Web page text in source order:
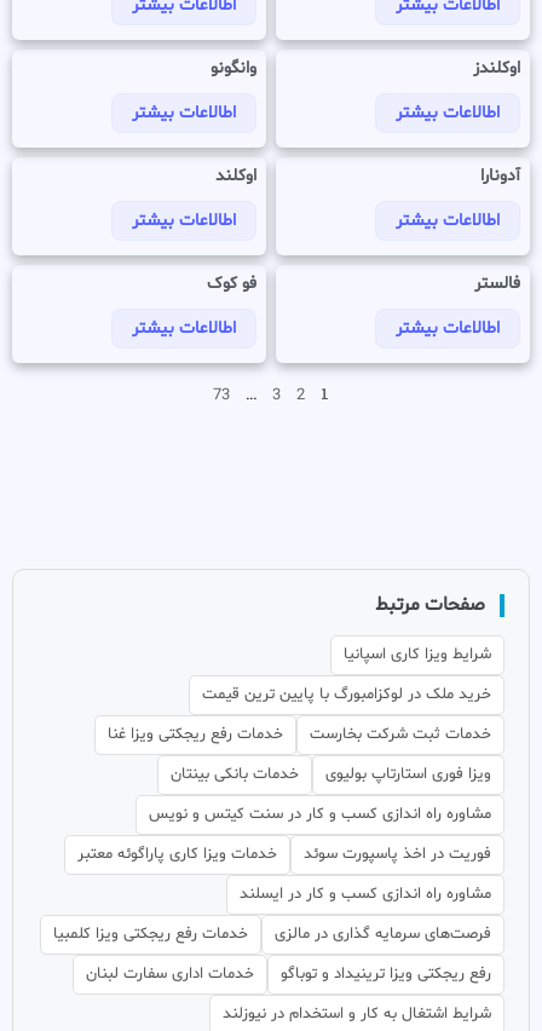
اطالاعات بیشتر اطالاعات بیشتر
اوکلندز
اطالاعات بیشتر
وانگونو
اطالاعات بیشتر
آدونارا
اطالاعات بیشتر
اوکلند
اطالاعات بیشتر
فالستر
اطالاعات بیشتر
فو کوک
اطالاعات بیشتر
1
2
3
…
73
صفحات مرتبط
شرایط ویزا کاری اسپانیا
خرید ملک در لوکزامبورگ با پایین ترین قیمت
خدمات ثبت شرکت بخارست
خدمات رفع ریجکتی ویزا غنا
ویزا فوری استارتاپ بولیوی
خدمات بانکی بینتان
مشاوره راه اندازی کسب و کار در سنت کیتس و نویس
فوریت در اخذ پاسپورت سوئد
خدمات ویزا کاری پاراگوئه معتبر
مشاوره راه اندازی کسب و کار در ایسلند
فرصت‌های سرمایه گذاری در مالزی
خدمات رفع ریجکتی ویزا کلمبیا
رفع ریجکتی ویزا ترینیداد و توباگو
خدمات اداری سفارت لبنان
شرایط اشتغال به کار و استخدام در نیوزلند